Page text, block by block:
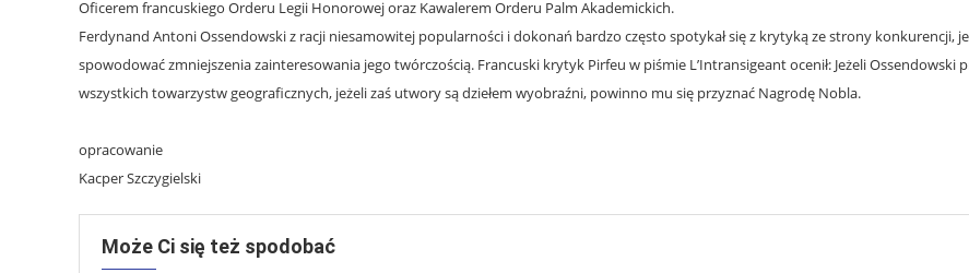
Oficerem francuskiego Orderu Legii Honorowej oraz Kawalerem Orderu Palm Akademickich.
Ferdynand Antoni Ossendowski z racji niesamowitej popularności i dokonań bardzo często spotykał się z krytyką ze strony konkurencji,
spowodować zmniejszenia zainteresowania jego twórczością. Francuski krytyk Pirfeu w piśmie L’Intransigeant ocenił: Jeżeli Ossendowski
wszystkich towarzystw geograficznych, jeżeli zaś utwory są dziełem wyobraźni, powinno mu się przyznać Nagrodę Nobla.
opracowanie
Kacper Szczygielski
Może Ci się też spodobać